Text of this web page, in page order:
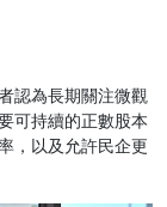
認為長期關注微觀
可持續的正數股本
，以及允許民企更